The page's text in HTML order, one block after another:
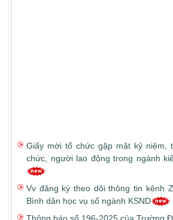
chức, người lao động trong ngành
Bình dân học vụ số ngành KSND